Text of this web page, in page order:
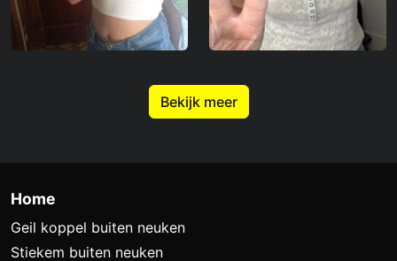
Bekijk meer
Home
Geil koppel buiten neuken
Stiekem buiten neuken